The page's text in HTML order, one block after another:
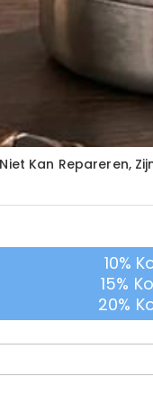
Kan Repareren,
10%
15%
20%